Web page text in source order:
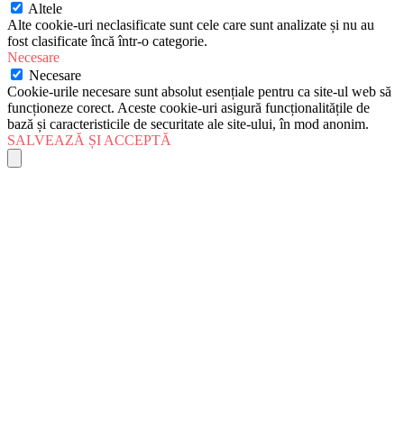
Altele
Alte cookie-uri neclasificate sunt cele care sunt analizate și nu au
fost clasificate încă într-o categorie.
Necesare
Necesare
Cookie-urile necesare sunt absolut esențiale pentru ca site-ul web să
funcționeze corect. Aceste cookie-uri asigură funcționalitățile de
bază și caracteristicile de securitate ale site-ului, în mod anonim.
SALVEAZĂ ȘI ACCEPTĂ